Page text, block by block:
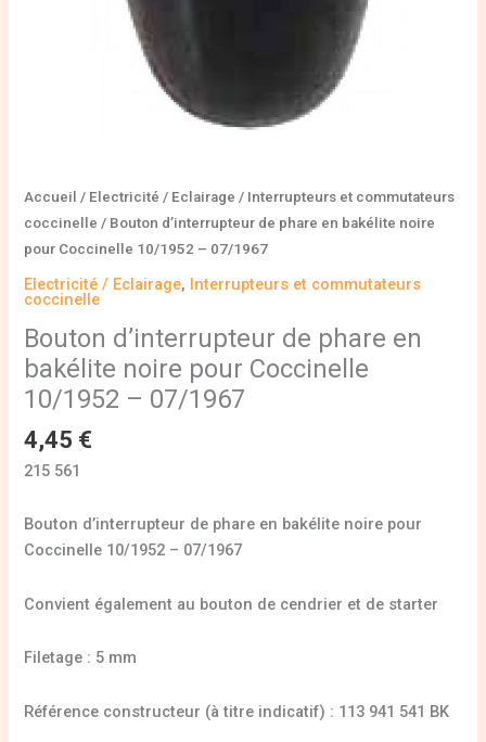
Accueil / Electricité / Eclairage / Interrupteurs et commutateurs
coccinelle / Bouton d’interrupteur de phare en bakélite noire
pour Coccinelle 10/1952 – 07/1967
Electricité / Eclairage, Interrupteurs et commutateurs
coccinelle
Bouton d’interrupteur de phare en
bakélite noire pour Coccinelle
10/1952 – 07/1967
4,45 €
215 561
Bouton d’interrupteur de phare en bakélite noire pour
Coccinelle 10/1952 – 07/1967
Convient également au bouton de cendrier et de starter
Filetage : 5 mm
Référence constructeur (à titre indicatif) : 113 941 541 BK